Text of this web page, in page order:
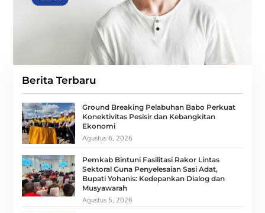
Berita Terbaru
Ground Breaking Pelabuhan Babo Perkuat
Konektivitas Pesisir dan Kebangkitan
Ekonomi
Agustus 6, 2026
Pemkab Bintuni Fasilitasi Rakor Lintas
Sektoral Guna Penyelesaian Sasi Adat,
Bupati Yohanis: Kedepankan Dialog dan
Musyawarah
Agustus 5, 2026